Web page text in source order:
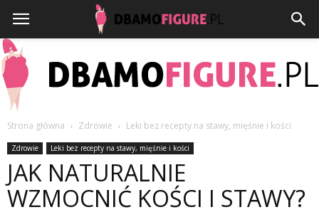
Dbamofigure.pl
Strona główna Zdrowie Leki bez recepty na stawy, mięśnie i kości
Zdrowie Leki bez recepty na stawy, mięśnie i kości
JAK NATURALNIE
WZMOCNIĆ KOŚCI I STAWY?